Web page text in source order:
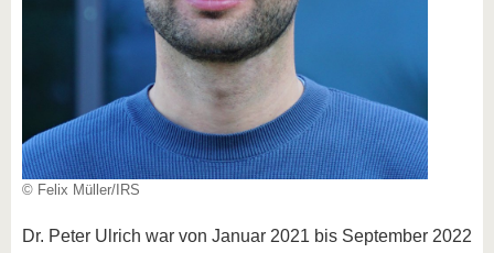
© Felix Müller/IRS
Dr. Peter Ulrich war von Januar 2021 bis September 2022